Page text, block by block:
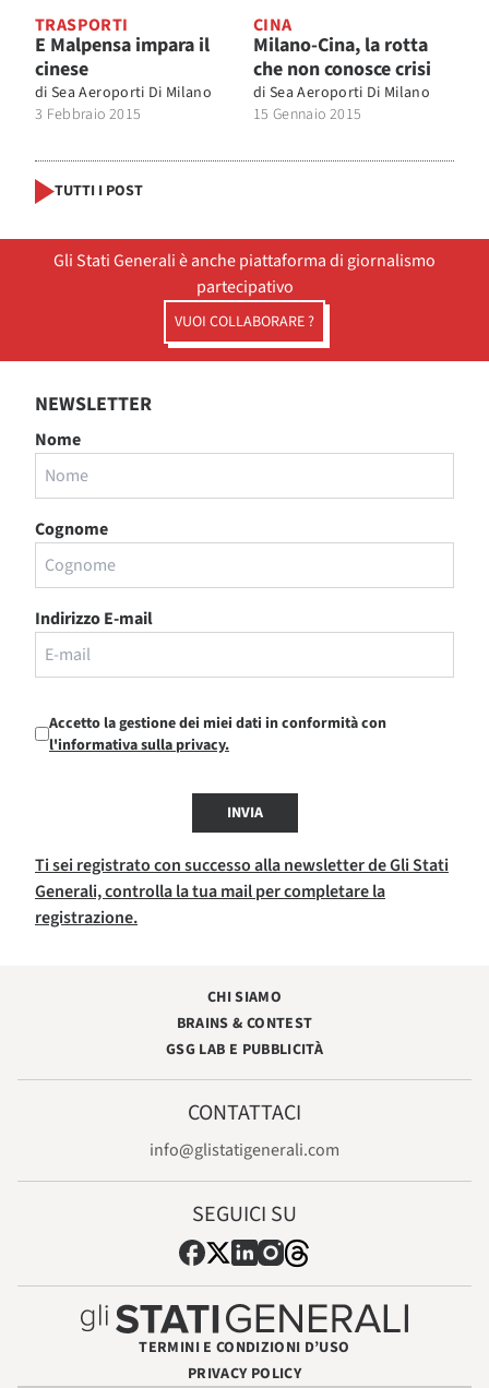
TRASPORTI
E Malpensa impara il
cinese
di Sea Aeroporti Di Milano
3 Febbraio 2015
CINA
Milano-Cina, la rotta
che non conosce crisi
di Sea Aeroporti Di Milano
15 Gennaio 2015
TUTTI I POST
Gli Stati Generali è anche piattaforma di giornalismo
partecipativo
VUOI COLLABORARE ?
NEWSLETTER
Nome
Cognome
Indirizzo E-mail
Accetto la gestione dei miei dati in conformità con
l'informativa sulla privacy.
INVIA
Ti sei registrato con successo alla newsletter de Gli Stati
Generali, controlla la tua mail per completare la
registrazione.
CHI SIAMO
BRAINS & CONTEST
GSG LAB E PUBBLICITÀ
CONTATTACI
info@glistatigenerali.com
SEGUICI SU
TERMINI E CONDIZIONI D’USO
PRIVACY POLICY